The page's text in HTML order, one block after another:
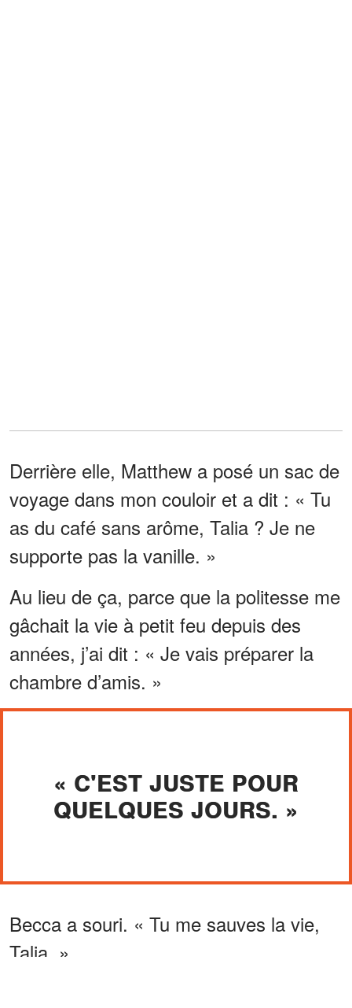
Derrière elle, Matthew a posé un sac de
voyage dans mon couloir et a dit : « Tu
as du café sans arôme, Talia ? Je ne
supporte pas la vanille. »
Au lieu de ça, parce que la politesse me
gâchait la vie à petit feu depuis des
années, j’ai dit : « Je vais préparer la
chambre d’amis. »
« C'EST JUSTE POUR
QUELQUES JOURS. »
Becca a souri. « Tu me sauves la vie,
Talia. »